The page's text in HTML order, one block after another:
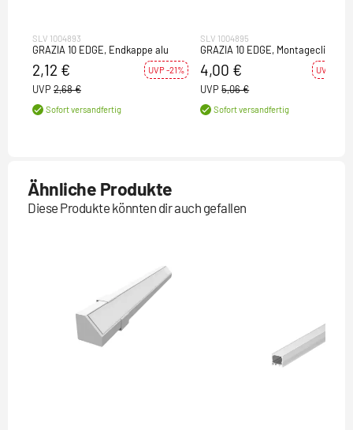
SLV 1004893
GRAZIA 10 EDGE, Endkappe alu
2,12 € UVP -21%
UVP 2,68 €
Sofort versandfertig
SLV 1004895
GRAZIA 10 EDGE, Montageclips
4,00 € UVP -21%
UVP 5,06 €
Sofort versandfertig
Ähnliche Produkte
Diese Produkte könnten dir auch gefallen